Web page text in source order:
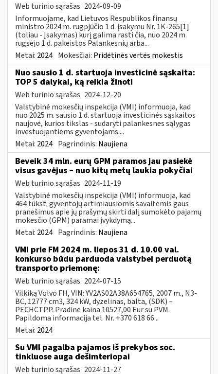
Web turinio sąrašas 2024-09-09
Informuojame, kad Lietuvos Respublikos finansų
ministro 2024 m. rugpjūčio 1 d. įsakymu Nr. 1K-265[1]
(toliau - Įsakymas) kurį galima rasti čia, nuo 2024 m.
rugsėjo 1 d. pakeistos Palankesnių arba...
Metai: 2024 Mokesčiai: Pridėtinės vertės mokestis
Nuo sausio 1 d. startuoja investicinė sąskaita:
TOP 5 dalykai, ką reikia žinoti
Web turinio sąrašas 2024-12-20
Valstybinė mokesčių inspekcija (VMI) informuoja, kad
nuo 2025 m. sausio 1 d. startuoja investicinės sąskaitos
naujovė, kurios tikslas - sudaryti palankesnes sąlygas
investuojantiems gyventojams....
Metai: 2024 Pagrindinis: Naujiena
Beveik 34 mln. eurų GPM paramos jau pasiekė
visus gavėjus – nuo kitų metų laukia pokyčiai
Web turinio sąrašas 2024-11-19
Valstybinė mokesčių inspekcija (VMI) informuoja, kad
464 tūkst. gyventojų artimiausiomis savaitėmis gaus
pranešimus apie jų prašymų skirti dalį sumokėto pajamų
mokesčio (GPM) paramai įvykdymą....
Metai: 2024 Pagrindinis: Naujiena
VMI prie FM 2024 m. liepos 31 d. 10.00 val.
konkurso būdu parduoda valstybei perduotą
transporto priemonę:
Web turinio sąrašas 2024-07-15
Vilkiką Volvo FH, VIN: YV2AS02A38A654765, 2007 m., N3-
BC, 12777 cm3, 324 kW, dyzelinas, balta, (SDK) –
PECHCTPP. Pradinė kaina 10527,00 Eur su PVM.
Papildoma informacija tel. Nr. +370 618 66...
Metai: 2024
Su VMI pagalba pajamos iš prekybos soc.
tinkluose auga dešimteriopai
Web turinio sąrašas 2024-11-27